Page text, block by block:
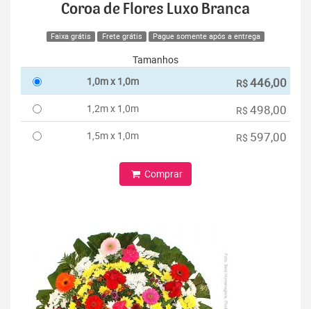
Coroa de Flores Luxo Branca
Faixa grátis Frete grátis Pague somente após a entrega
Tamanhos
1,0m x 1,0m
R$446,00
1,2m x 1,0m R$ 498,00
1,5m x 1,0m R$ 597,00
Comprar